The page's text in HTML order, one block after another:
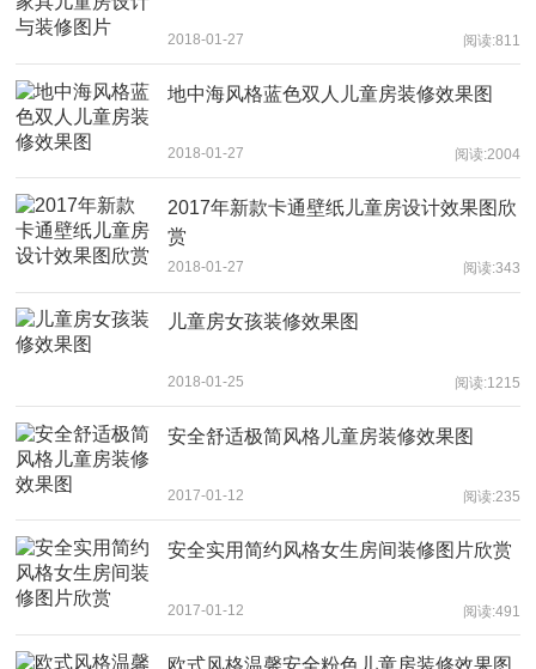
2018-01-27 阅读:811
地中海风格蓝色双人儿童房装修效果图
2018-01-27 阅读:2004
2017年新款卡通壁纸儿童房设计效果图欣
赏
2018-01-27 阅读:343
儿童房女孩装修效果图
2018-01-25 阅读:1215
安全舒适极简风格儿童房装修效果图
2017-01-12 阅读:235
安全实用简约风格女生房间装修图片欣赏
2017-01-12 阅读:491
欧式风格温馨安全粉色儿童房装修效果图